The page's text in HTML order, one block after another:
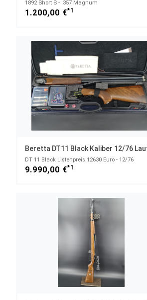
1892 Short S - .357 Magnum
1.200,00 €*1
DT 11 Black Listenpreis 12630 Euro - 12/76
9.990,00 €*1